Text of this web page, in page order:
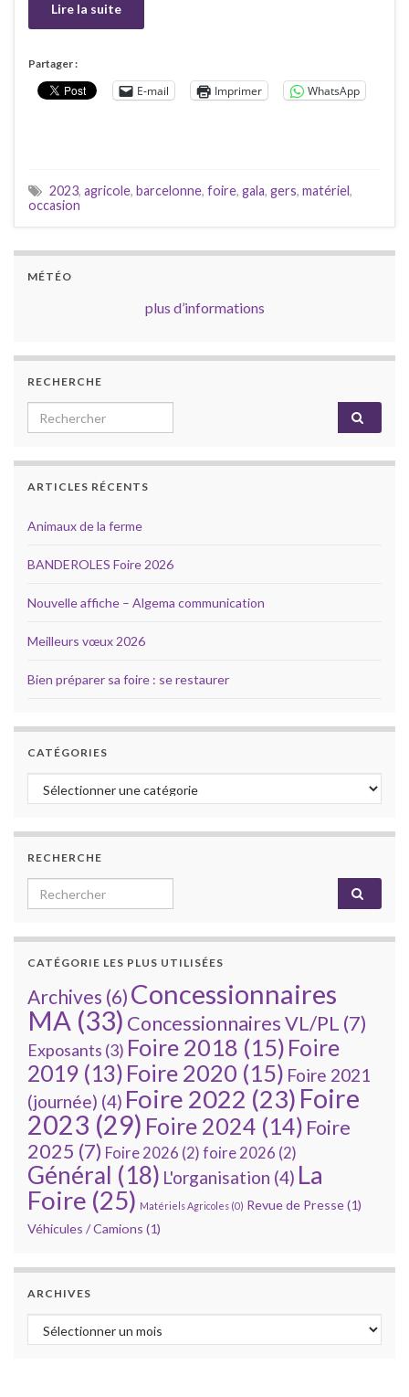
Lire la suite
Partager :
E-mail Imprimer WhatsApp
2023, agricole, barcelonne, foire, gala, gers, matériel,
occasion
MÉTÉO
plus d’informations
RECHERCHE
Search for:
ARTICLES RÉCENTS
Animaux de la ferme
BANDEROLES Foire 2026
Nouvelle affiche – Algema communication
Meilleurs vœux 2026
Bien préparer sa foire : se restaurer
CATÉGORIES
Catégories
RECHERCHE
Search for:
CATÉGORIE LES PLUS UTILISÉES
Archives (6) Concessionnaires
MA (33) Concessionnaires VL/PL (7)
Exposants (3) Foire 2018 (15) Foire
2019 (13) Foire 2020 (15) Foire 2021
(journée) (4) Foire 2022 (23) Foire
2023 (29) Foire 2024 (14) Foire
2025 (7) Foire 2026 (2) foire 2026 (2)
Général (18) L'organisation (4) La
Foire (25) Matériels Agricoles (0) Revue de Presse(1)
Véhicules / Camions (1)
ARCHIVES
Archives